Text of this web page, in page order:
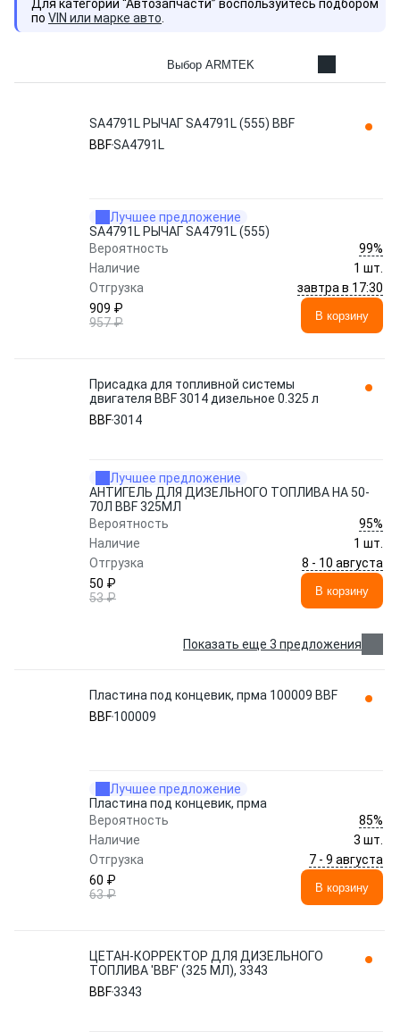
Для категории “Автозапчасти” воспользуйтесь подбором
по VIN или марке авто
Выбор ARMTEK
SA4791L РЫЧАГ SA4791L (555) BBF
BBFSA4791L
Лучшее предложение
SA4791L РЫЧАГ SA4791L (555)
Вероятность
99%
Наличие
1 шт.
Отгрузка
завтра в 17:30
909 ₽
957 ₽
В корзину
Присадка для топливной системы
двигателя BBF 3014 дизельное 0.325 л
BBF3014
Лучшее предложение
АНТИГЕЛЬ ДЛЯ ДИЗЕЛЬНОГО ТОПЛИВА НА 50-
70Л BBF 325МЛ
Вероятность
95%
Наличие
1 шт.
Отгрузка
8 - 10 августа
50 ₽
53 ₽
В корзину
Показать еще 3 предложения
Пластина под концевик, прма 100009 BBF
BBF100009
Лучшее предложение
Пластина под концевик, прма
Вероятность
85%
Наличие
3 шт.
Отгрузка
7 - 9 августа
60 ₽
63 ₽
В корзину
ЦЕТАН-КОРРЕКТОР ДЛЯ ДИЗЕЛЬНОГО
ТОПЛИВА 'BBF' (325 МЛ), 3343
BBF3343